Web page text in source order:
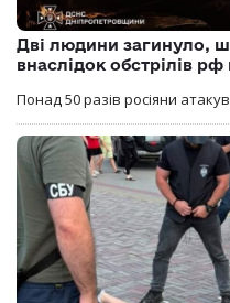
Дві людини загинуло,
внаслідок обстрілів
Понад 50 разів росіяни